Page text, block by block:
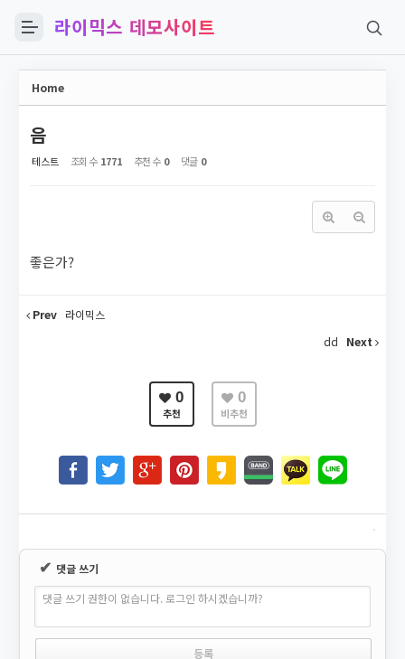
라이믹스 데모사이트
Home
음
테스트 조회 수 1771 추천 수 0 댓글 0
좋은가?
Prev 라이믹스
dd
Next
0
추천
0
비추천
✔ 댓글 쓰기
댓글 쓰기 권한이 없습니다. 로그인 하시겠습니까?
Sketchbook5, 스케치북5